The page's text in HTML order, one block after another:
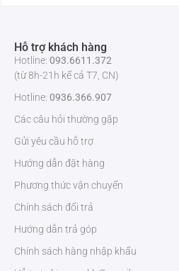
Hỗ trợ khách hàng
Hotline: 093.6611.372
(từ 8h-21h kể cả T7, CN)
Hotline: 0936.366.907
Các câu hỏi thường gặp
Gửi yêu cầu hỗ trợ
Hướng dẫn đặt hàng
Phương thức vận chuyển
Chính sách đổi trả
Hướng dẫn trả góp
Chính sách hàng nhập khẩu